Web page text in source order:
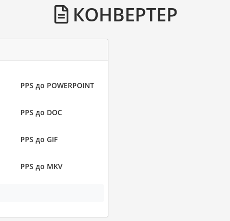
КОНВЕРТЕР
PPS до POWERPOINT
PPS до DOC
PPS до GIF
PPS до MKV